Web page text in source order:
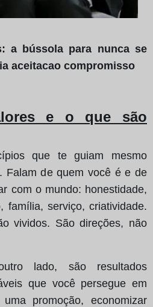
a bússola para nunca se
aceitacao compromisso
e o que são
que te guiam mesmo
Falam de quem você é e de
com o mundo: honestidade,
família, serviço, criatividade.
vividos. São direções, não
lado, são resultados
que você persegue em
promoção, economizar